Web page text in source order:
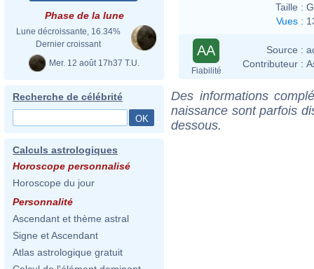
Phase de la lune
Lune décroissante, 16.34%
Dernier croissant
Mer. 12 août 17h37 T.U.
Recherche de célébrité
Calculs astrologiques
Horoscope personnalisé
Horoscope du jour
Personnalité
Ascendant et thème astral
Signe et Ascendant
Atlas astrologique gratuit
Taille :
Vues :
AA
Fiabilité
Source :
Contributeur :
Des informations
naissance sont parfois
dessous.